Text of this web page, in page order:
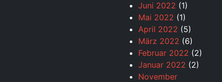
Juni 2022 (1)
Mai 2022 (1)
April 2022 (5)
März 2022 (6)
Februar 2022 (2)
Januar 2022 (2)
November